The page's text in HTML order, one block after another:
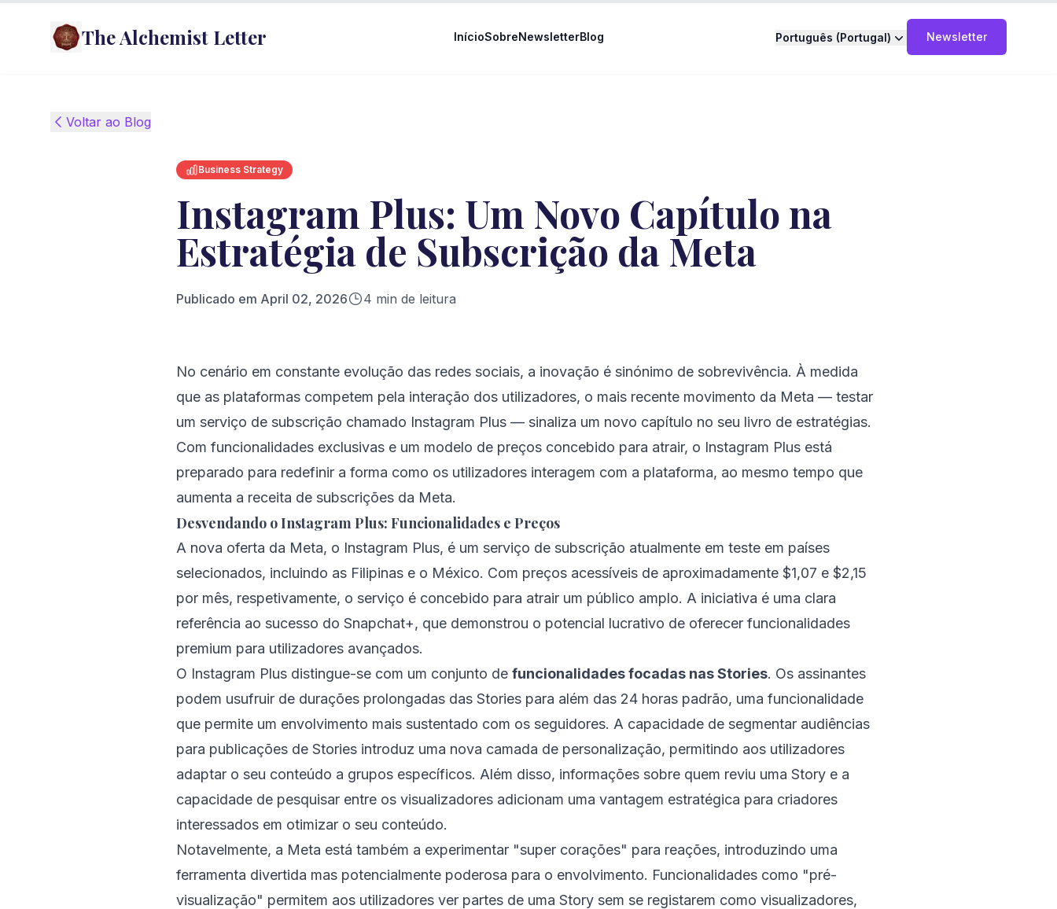
The Alchemist Letter InícioSobreNewsletterBlog Português (Portugal) Newsletter
Voltar ao Blog
Business Strategy
Instagram Plus: Um Novo Capítulo na
Estratégia de Subscrição da Meta
Publicado em April 02, 2026 4 min de leitura
No cenário em constante evolução das redes sociais, a inovação é sinónimo de sobrevivência. À medida
que as plataformas competem pela interação dos utilizadores, o mais recente movimento da Meta — testar
um serviço de subscrição chamado Instagram Plus — sinaliza um novo capítulo no seu livro de estratégias.
Com funcionalidades exclusivas e um modelo de preços concebido para atrair, o Instagram Plus está
preparado para redefinir a forma como os utilizadores interagem com a plataforma, ao mesmo tempo que
aumenta a receita de subscrições da Meta.
Desvendando o Instagram Plus: Funcionalidades e Preços
A nova oferta da Meta, o Instagram Plus, é um serviço de subscrição atualmente em teste em países
selecionados, incluindo as Filipinas e o México. Com preços acessíveis de aproximadamente $1,07 e $2,15
por mês, respetivamente, o serviço é concebido para atrair um público amplo. A iniciativa é uma clara
referência ao sucesso do Snapchat+, que demonstrou o potencial lucrativo de oferecer funcionalidades
premium para utilizadores avançados.
O Instagram Plus distingue-se com um conjunto de funcionalidades focadas nas Stories. Os assinantes
podem usufruir de durações prolongadas das Stories para além das 24 horas padrão, uma funcionalidade
que permite um envolvimento mais sustentado com os seguidores. A capacidade de segmentar audiências
para publicações de Stories introduz uma nova camada de personalização, permitindo aos utilizadores
adaptar o seu conteúdo a grupos específicos. Além disso, informações sobre quem reviu uma Story e a
capacidade de pesquisar entre os visualizadores adicionam uma vantagem estratégica para criadores
interessados em otimizar o seu conteúdo.
Notavelmente, a Meta está também a experimentar "super corações" para reações, introduzindo uma
ferramenta divertida mas potencialmente poderosa para o envolvimento. Funcionalidades como "pré-
visualização" permitem aos utilizadores ver partes de uma Story sem se registarem como visualizadores,